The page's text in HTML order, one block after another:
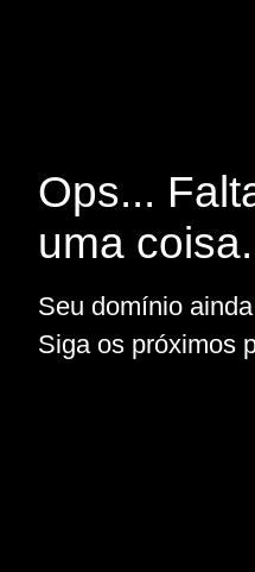
Ops...
uma
Seu domínio
Siga os próximos